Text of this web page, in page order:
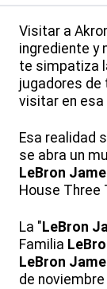
Visitar a
ingrediente y
te simpatiza
jugadores
visitar en esa
Esa realidad
se abra un
LeBron
House Three
La " LeBron
Familia
LeBron
de